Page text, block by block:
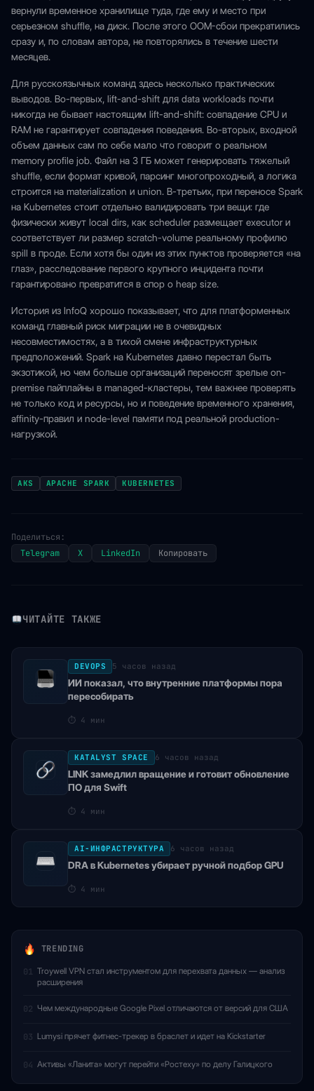
вернули временное хранилище туда, где ему и место при
серьезном shuffle, на диск. После этого OOM-сбои прекратились
сразу и, по словам автора, не повторялись в течение шести
месяцев.
Для русскоязычных команд здесь несколько практических
выводов. Во-первых, lift-and-shift для data workloads почти
никогда не бывает настоящим lift-and-shift: совпадение CPU и
RAM не гарантирует совпадения поведения. Во-вторых, входной
объем данных сам по себе мало что говорит о реальном
memory profile job. Файл на 3 ГБ может генерировать тяжелый
shuffle, если формат кривой, парсинг многопроходный, а логика
строится на materialization и union. В-третьих, при переносе Spark
на Kubernetes стоит отдельно валидировать три вещи: где
физически живут local dirs, как scheduler размещает executor и
соответствует ли размер scratch-volume реальному профилю
spill в проде. Если хотя бы один из этих пунктов проверяется «на
глаз», расследование первого крупного инцидента почти
гарантировано превратится в спор о heap size.
История из InfoQ хорошо показывает, что для платформенных
команд главный риск миграции не в очевидных
несовместимостях, а в тихой смене инфраструктурных
предположений. Spark на Kubernetes давно перестал быть
экзотикой, но чем больше организаций переносят зрелые on-
premise пайплайны в managed-кластеры, тем важнее проверять
не только код и ресурсы, но и поведение временного хранения,
affinity-правил и node-level памяти под реальной production-
нагрузкой.
AKS APACHE SPARK KUBERNETES
Поделиться:
Telegram
X LinkedIn Копировать
ЧИТАЙТЕ ТАКЖЕ
DEVOPS 5 часов назад
ИИ показал, что внутренние платформы пора
пересобирать
⏱ 4 мин
KATALYST SPACE 6 часов назад
LINK замедлил вращение и готовит обновление
ПО для Swift
⏱ 4 мин
AI-ИНФРАСТРУКТУРА 6 часов назад
DRA в Kubernetes убирает ручной подбор GPU
⏱ 4 мин
TRENDING
01 Troywell VPN стал инструментом для перехвата данных — анализ
расширения
02 Чем международные Google Pixel отличаются от версий для США
03 Lumysi прячет фитнес-трекер в браслет и идет на Kickstarter
04 Активы «Ланита» могут перейти «Ростеху» по делу Галицкого